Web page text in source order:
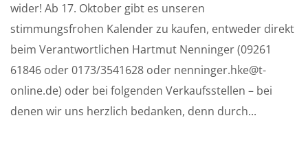
wider! Ab 17. Oktober gibt es unseren
stimmungsfrohen Kalender zu kaufen, entweder direkt
beim Verantwortlichen Hartmut Nenninger (09261
61846 oder 0173/3541628 oder nenninger.hke@t-
online.de) oder bei folgenden Verkaufsstellen – bei
denen wir uns herzlich bedanken, denn durch...